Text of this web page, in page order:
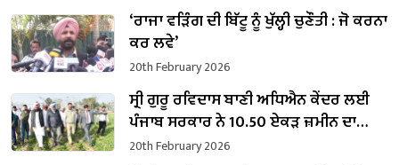
‘ਰਾਜਾ ਵੜਿੰਗ ਦੀ ਬਿੱਟੂ ਨੂੰ ਖੁੱਲ੍ਹੀ ਚੁਣੌਤੀ : ਜੋ ਕਰਨਾ
ਕਰ ਲਵੇ’
20th February 2026
ਸ੍ਰੀ ਗੁਰੂ ਰਵਿਦਾਸ ਬਾਣੀ ਅਧਿਐਨ ਕੇਂਦਰ ਲਈ
ਪੰਜਾਬ ਸਰਕਾਰ ਨੇ 10.50 ਏਕੜ ਜ਼ਮੀਨ ਦਾ
ਕਬਜ਼ਾ ਲਿਆ
20th February 2026